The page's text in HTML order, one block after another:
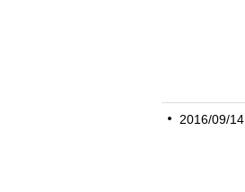
2016/09/14